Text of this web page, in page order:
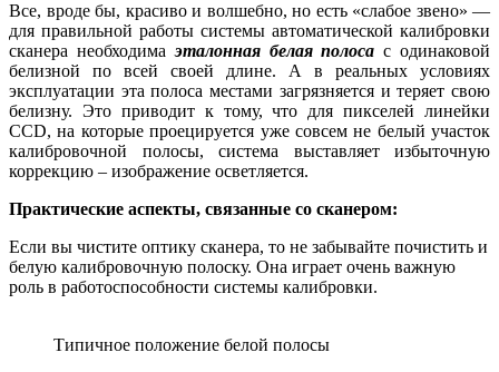
Все, вроде бы, красиво и волшебно, но есть «слабое звено» —
для правильной работы системы автоматической калибровки
сканера необходимаэталонная белая полоса с одинаковой
белизной по всей своей длине. А в реальных условиях
эксплуатации эта полоса местами загрязняется и теряет свою
белизну. Это приводит к тому, что для пикселей линейки
CCD, на которые проецируется уже совсем не белый участок
калибровочной полосы, система выставляет избыточную
коррекцию – изображение осветляется.
Практические аспекты, связанные со сканером:
Если вы чистите оптику сканера, то не забывайте почистить и
белую калибровочную полоску. Она играет очень важную
роль в работоспособности системы калибровки.
Типичное положение белой полосы